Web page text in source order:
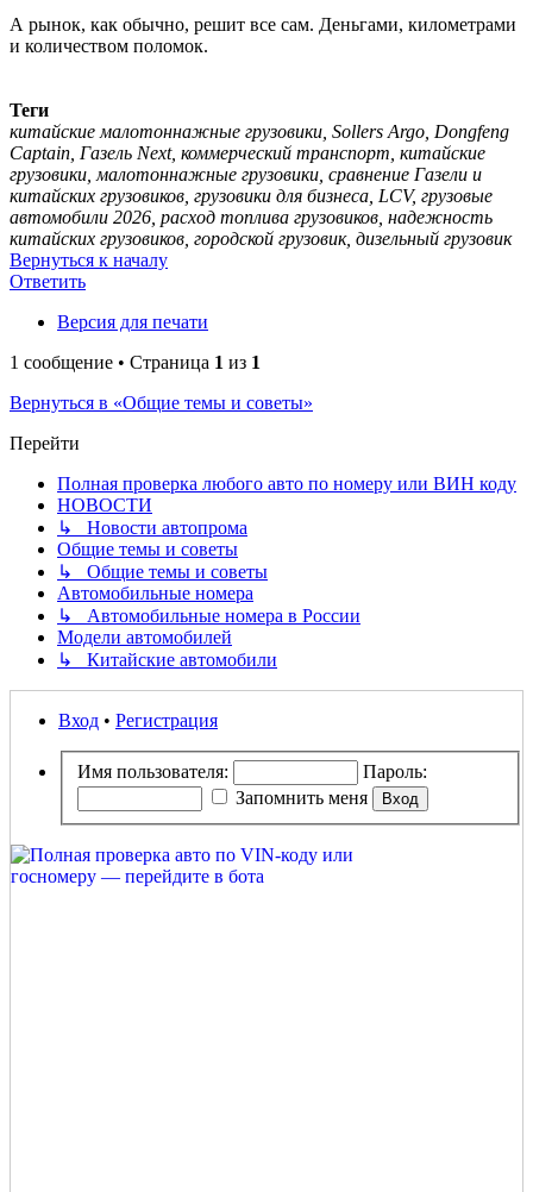
А рынок, как обычно, решит все сам. Деньгами, километрами
и количеством поломок.
Теги
китайские малотоннажные грузовики, Sollers Argo, Dongfeng
Captain, Газель Next, коммерческий транспорт, китайские
грузовики, малотоннажные грузовики, сравнение Газели и
китайских грузовиков, грузовики для бизнеса, LCV, грузовые
автомобили 2026, расход топлива грузовиков, надежность
китайских грузовиков, городской грузовик, дизельный грузовик
Вернуться к началу
Ответить
Версия для печати
1 сообщение • Страница 1 из 1
Вернуться в «Общие темы и советы»
Перейти
Полная проверка любого авто по номеру или ВИН коду
НОВОСТИ
↳ Новости автопрома
Общие темы и советы
↳ Общие темы и советы
Автомобильные номера
↳ Автомобильные номера в России
Модели автомобилей
↳ Китайские автомобили
Вход • Регистрация
Имя пользователя:
Пароль:
Запомнить меня